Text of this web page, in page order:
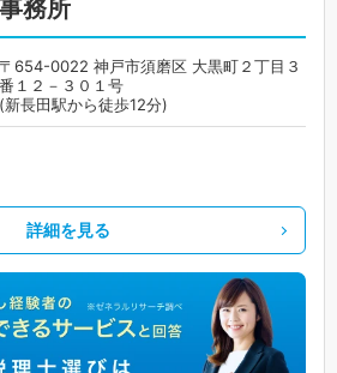
務所
〒654-0022 神戸市須磨区 大黒町２丁目３
番１２－３０１号
(新長田駅から徒歩12分)
詳細を見る